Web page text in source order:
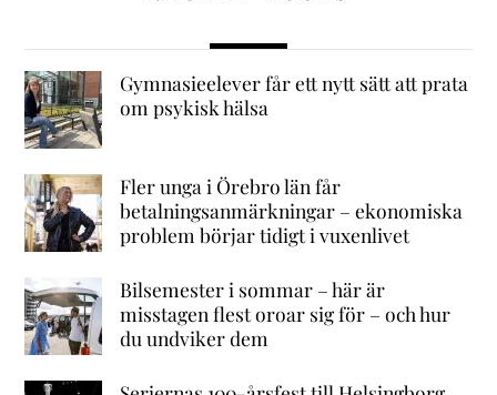
Gymnasieelever får ett nytt sätt att prata
om psykisk hälsa
Fler unga i Örebro län får
betalningsanmärkningar – ekonomiska
problem börjar tidigt i vuxenlivet
Bilsemester i sommar – här är
misstagen flest oroar sig för – och hur
du undviker dem